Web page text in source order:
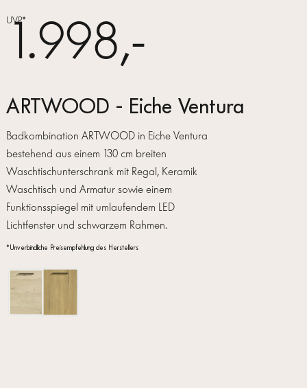
UVP*
1.998,-
ARTWOOD - Eiche Ventura
Badkombination ARTWOOD in Eiche Ventura
bestehend aus einem 130 cm breiten
Waschtischunterschrank mit Regal, Keramik
Waschtisch und Armatur sowie einem
Funktionsspiegel mit umlaufendem LED
Lichtfenster und schwarzem Rahmen.
*Unverbindliche Preisempfehlung des Herstellers